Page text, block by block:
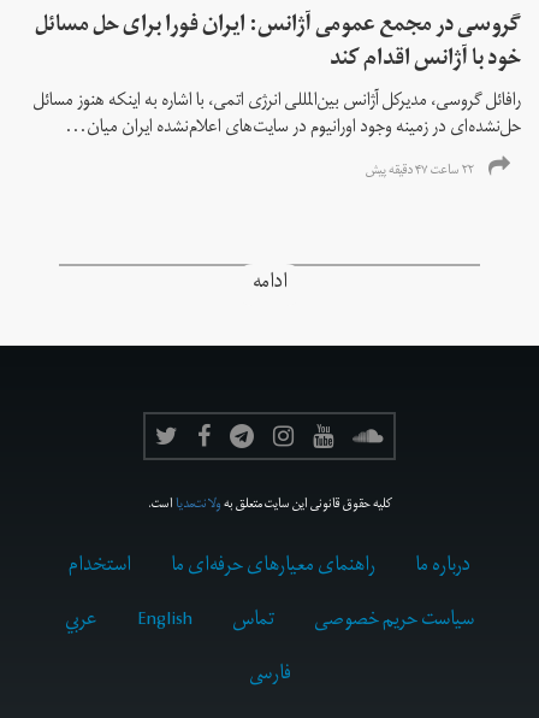
گروسی در مجمع عمومی آژانس: ایران فورا برای حل مسائل
خود با آژانس اقدام کند
رافائل گروسی، مدیرکل آژانس بین‌المللی انرژی اتمی، با اشاره به اینکه هنوز مسائل
حل‌نشده‌ای در زمینه وجود اورانیوم در سایت‌های اعلام‌نشده ایران میان...
۲۲ ساعت ۴۷ دقیقه پیش
ادامه
کلیه حقوق قانونی این سایت متعلق بهولانت‌مدیااست.
درباره ما راهنمای معیارهای حرفه‌ای ما
استخدام
سیاست حریم خصوصی
تماس English
عربي
فارسى